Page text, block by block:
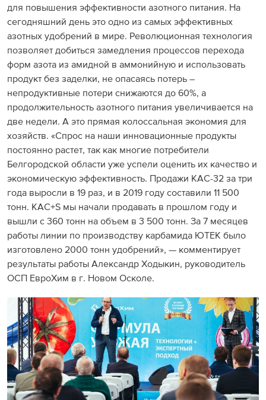
для повышения эффективности азотного питания. На
сегодняшний день это одно из самых эффективных
азотных удобрений в мире. Революционная технология
позволяет добиться замедления процессов перехода
форм азота из амидной в аммонийную и использовать
продукт без заделки, не опасаясь потерь –
непродуктивные потери снижаются до 60%, а
продолжительность азотного питания увеличивается на
две недели. А это прямая колоссальная экономия для
хозяйств. «Спрос на наши инновационные продукты
постоянно растет, так как многие потребители
Белгородской области уже успели оценить их качество и
экономическую эффективность. Продажи КАС-32 за три
года выросли в 19 раз, и в 2019 году составили 11 500
тонн. КАС+S мы начали продавать в прошлом году и
вышли с 360 тонн на объем в 3 500 тонн. За 7 месяцев
работы линии по производству карбамида ЮТЕК было
изготовлено 2000 тонн удобрений», — комментирует
результаты работы Александр Ходыкин, руководитель
ОСП ЕвроХим в г. Новом Осколе.